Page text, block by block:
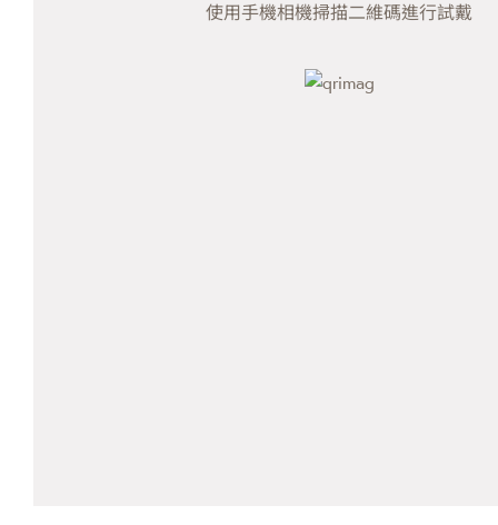
使用手機相機掃描二維碼進行試戴